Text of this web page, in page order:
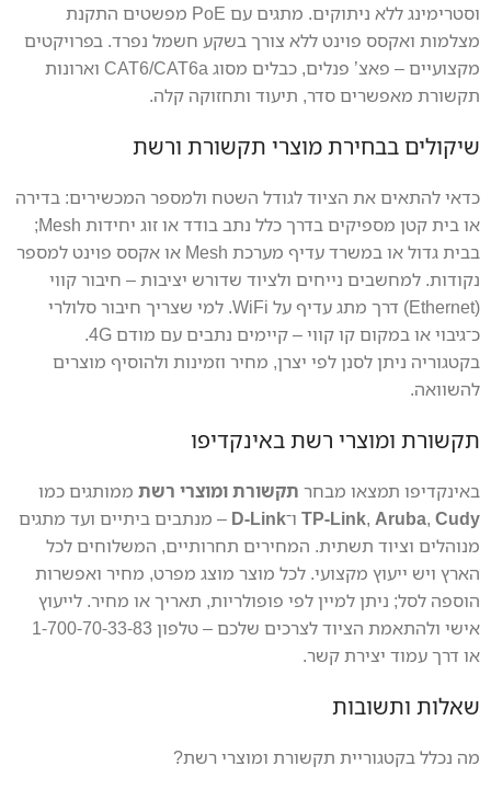
וסטרימינג ללא ניתוקים. מתגים עם PoE מפשטים התקנת
מצלמות ואקסס פוינט ללא צורך בשקע חשמל נפרד. בפרויקטים
מקצועיים – פאצ’ פנלים, כבלים מסוג CAT6/CAT6a וארונות
תקשורת מאפשרים סדר, תיעוד ותחזוקה קלה.
שיקולים בבחירת מוצרי תקשורת ורשת
כדאי להתאים את הציוד לגודל השטח ולמספר המכשירים: בדירה
או בית קטן מספיקים בדרך כלל נתב בודד או זוג יחידות Mesh;
בבית גדול או במשרד עדיף מערכת Mesh או אקסס פוינט למספר
נקודות. למחשבים נייחים ולציוד שדורש יציבות – חיבור קווי
(Ethernet) דרך מתג עדיף על WiFi. למי שצריך חיבור סלולרי
כ־גיבוי או במקום קו קווי – קיימים נתבים עם מודם 4G.
בקטגוריה ניתן לסנן לפי יצרן, מחיר וזמינות ולהוסיף מוצרים
להשוואה.
תקשורת ומוצרי רשת באינקדיפו
באינקדיפו תמצאו מבחר תקשורת ומוצרי רשת ממותגים כמו
TP-Link, Aruba, Cudy ו־D-Link – מנתבים ביתיים ועד מתגים
מנוהלים וציוד תשתית. המחירים תחרותיים, המשלוחים לכל
הארץ ויש ייעוץ מקצועי. לכל מוצר מוצג מפרט, מחיר ואפשרות
הוספה לסל; ניתן למיין לפי פופולריות, תאריך או מחיר. לייעוץ
אישי ולהתאמת הציוד לצרכים שלכם – טלפון 1-700-70-33-83
או דרך עמוד יצירת קשר.
שאלות ותשובות
מה נכלל בקטגוריית תקשורת ומוצרי רשת?